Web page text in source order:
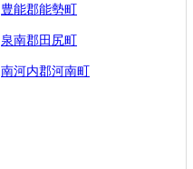
豊能郡能勢町
泉南郡田尻町
南河内郡河南町